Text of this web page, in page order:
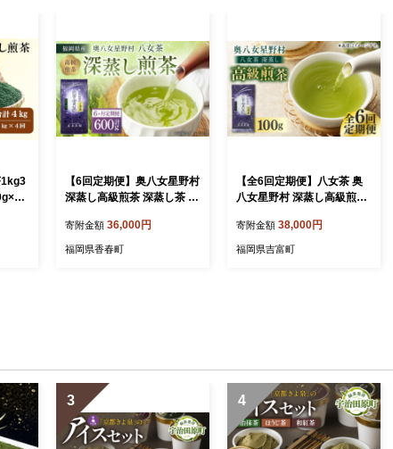
1kg3
茶
レ
【6回定期便】奥八女星野村
深蒸し高級煎茶 深蒸し茶 約
茶 お茶 緑茶 茶葉 深むし茶
八女茶 飲料
寄附金額 36,000円
福岡県香春町
【全6回定期便】八女茶 奥
八女星野村 深蒸し高級煎茶
町/株式会社ベネフィス [BG
AF016] お茶 茶 深むし茶 深
寄附金額 38,000円
福岡県吉富町
3 4